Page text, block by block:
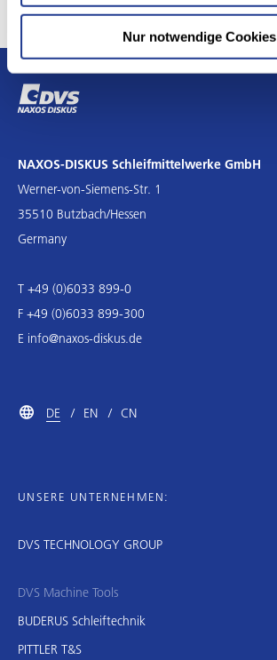
Nur notwendige Cookies
NAXOS-DISKUS Schleifmittelwerke GmbH
Werner-von-Siemens-Str. 1
35510 Butzbach/Hessen
Germany
T +49 (0)6033 899-0
F +49 (0)6033 899-300
E info@naxos-diskus.de
DE EN CN
UNSERE UNTERNEHMEN:
DVS TECHNOLOGY GROUP
DVS Machine Tools
BUDERUS Schleiftechnik
PITTLER T&S